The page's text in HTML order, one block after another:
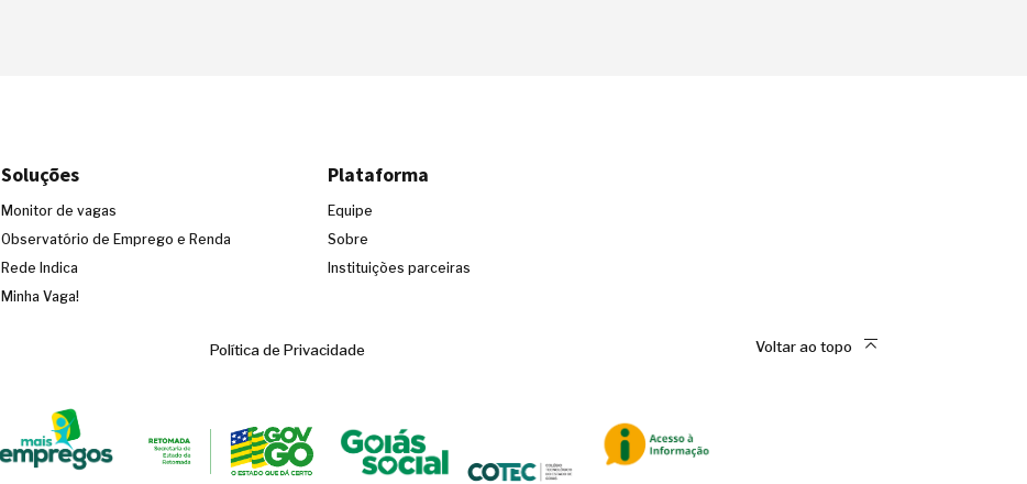
Soluções
Monitor de vagas
Observatório de Emprego e Renda
Rede Indica
Minha Vaga!
Plataforma
Equipe
Sobre
Instituições parceiras
Política de Privacidade Voltar ao topo